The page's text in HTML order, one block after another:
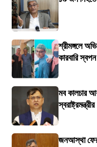
শ্রীমঙ্গলে
কারবারি স্বপন
মব কালচার
স্বরাষ্ট্রমন্ত্রীর
জনআস্থা